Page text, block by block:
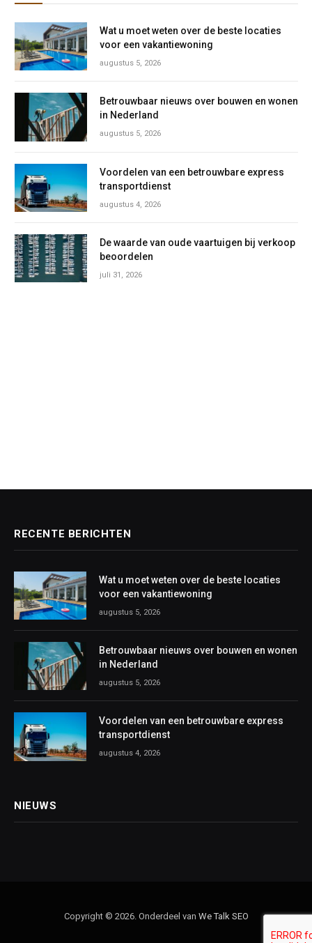
Wat u moet weten over de beste locaties
voor een vakantiewoning
augustus 5, 2026
Betrouwbaar nieuws over bouwen en wonen
in Nederland
augustus 5, 2026
Voordelen van een betrouwbare express
transportdienst
augustus 4, 2026
De waarde van oude vaartuigen bij verkoop
beoordelen
juli 31, 2026
RECENTE BERICHTEN
Wat u moet weten over de beste locaties
voor een vakantiewoning
augustus 5, 2026
Betrouwbaar nieuws over bouwen en wonen
in Nederland
augustus 5, 2026
Voordelen van een betrouwbare express
transportdienst
augustus 4, 2026
NIEUWS
Copyright © 2026. Onderdeel van We Talk SEO